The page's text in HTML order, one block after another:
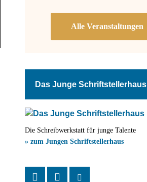
Das Junge Schriftstellerhaus
Die Schreibwerkstatt für junge Talente
» zum Jungen Schriftstellerhaus